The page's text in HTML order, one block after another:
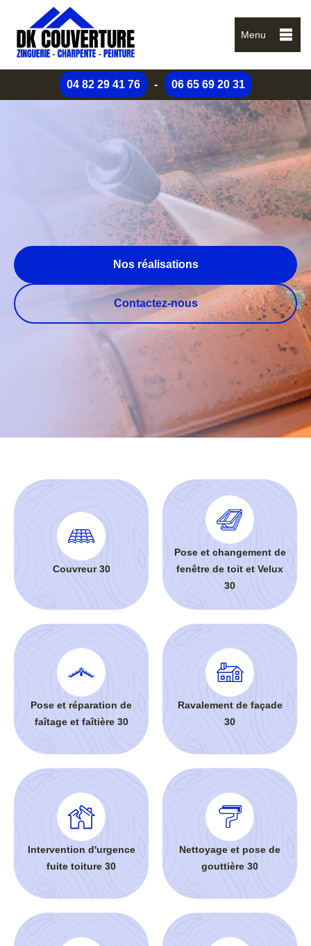
Menu
04 82 29 41 76 - 06 65 69 20 31
Nos réalisations
Contactez-nous
Couvreur 30
Pose et changement de
fenêtre de toit et Velux
30
Pose et réparation de
faîtage et faîtière 30
Ravalement de façade
30
Intervention d'urgence
fuite toiture 30
Nettoyage et pose de
gouttière 30